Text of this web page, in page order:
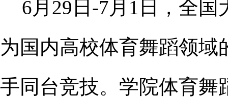
6月29日-7月1日，全
为国内高校体育舞蹈领域
手同台竞技。学院体育舞